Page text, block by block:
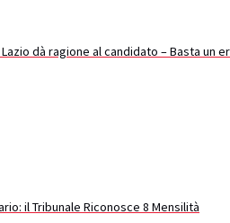
Lazio dà ragione al candidato – Basta
il Tribunale Riconosce 8 Mensilità